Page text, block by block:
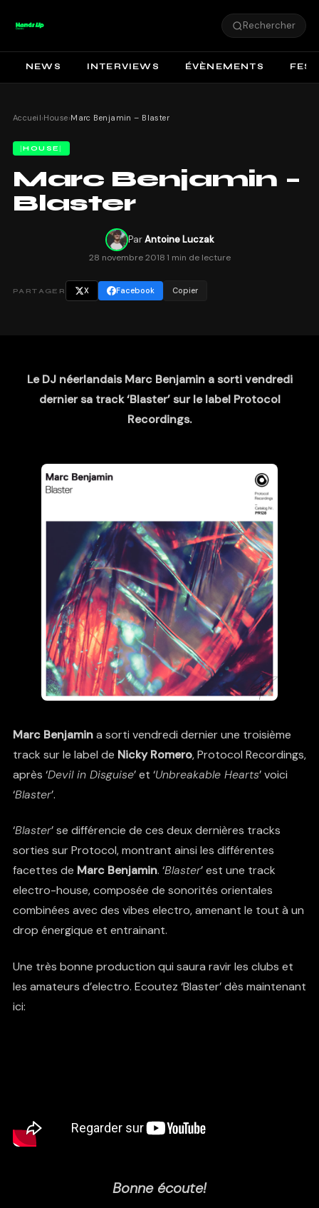
Rechercher
NEWS INTERVIEWS ÉVÈNEMENTS
Accueil›House›Marc Benjamin – Blaster
HOUSE
Marc Benjamin –
Blaster
ParAntoine Luczak
28 novembre 20181 min de lecture
PARTAGER X Facebook Copier
Le DJ néerlandais Marc Benjamin a sorti vendredi
dernier sa track ‘Blaster’ sur le label Protocol
Recordings.
Marc Benjamina sorti vendredi dernier une troisième
track sur le label de Nicky Romero, Protocol Recordings,
après ‘Devil in Disguise’ et ‘Unbreakable Hearts’ voici
‘Blaster’.
‘Blaster’ se différencie de ces deux dernières tracks
sorties sur Protocol, montrant ainsi les différentes
facettes de Marc Benjamin. ‘Blaster’ est une track
electro-house, composée de sonorités orientales
combinées avec des vibes electro, amenant le tout à un
drop énergique et entrainant.
Une très bonne production qui saura ravir les clubs et
les amateurs d’electro. Ecoutez ‘Blaster’ dès maintenant
ici:
Bonne écoute!